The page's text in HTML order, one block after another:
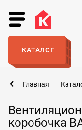
КАТАЛОГ
коробочка
Главная